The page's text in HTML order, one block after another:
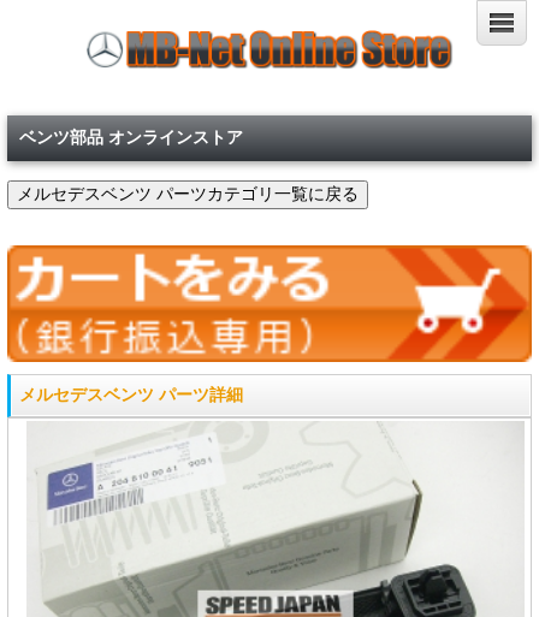
ベンツ部品 オンラインストア
メルセデスベンツ パーツ詳細